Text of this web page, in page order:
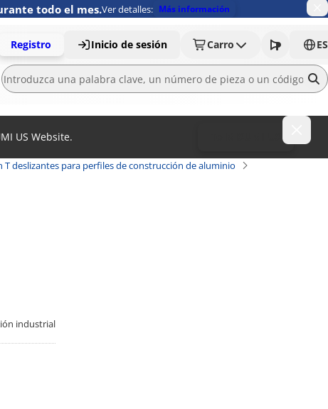
todo el mes.Ver detalles: Más información
Registro Inicio de sesión Carro ES
US Website.
T deslizantes para perfiles de construcción de aluminio
industrial